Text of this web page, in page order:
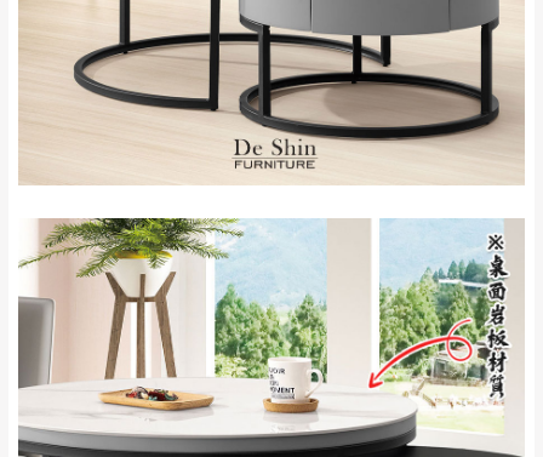
峽山區、石碇、坪
林、福隆、淡水山
區、北投湖山路、
深坑山區
基隆
$ 9,000以上：免
$ 9,000以下：
NT$500元
＊A108產品另收運費
苗栗
$ 9,000以上：免
運費
$ 9,000以下：
NT$500元
＊A108產品另收運費
卓蘭鎮、三灣、通
霄山區、西湖、泰
安鄉、大湖鄉、頭
屋、獅潭鄉
法搬運上樓等因素，導致無法配送，
本公司
保有出貨的權利。
保護物流人員的工作安全，賣家無提供吊掛
服務，若需以吊車或其他的吊掛方式吊運，
費用將由買方自行支付。
因大型傢俱有組裝、配送的問題，並非一般
快速到貨商品，無法指定特定時間送達，司
機當天到貨前皆會再與您通知，讓你不用整
天在家等貨，以節省您的寶貴時間。
由於百貨公司配送較為不易，故暫無法配送
至百貨公司內部。
發票寄送：
若您選擇三聯式或索取兩聯式發票，發票將於商品